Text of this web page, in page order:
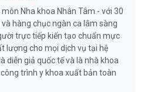
Nha khoa Nhân Tâm - với 30
hàng chục ngàn ca lâm sàng
trực tiếp kiến tạo chuẩn mực
lượng cho mọi dịch vụ tại hệ
diễn giả quốc tế và là nhà khoa
trình y khoa xuất bản toàn